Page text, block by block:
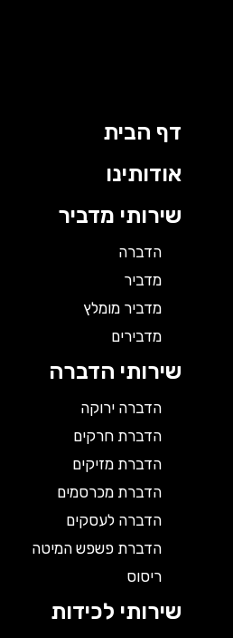
דף הבית
אודותינו
שירותי מדביר
הדברה
מדביר
מדביר מומלץ
מדבירים
שירותי הדברה
הדברה ירוקה
הדברת חרקים
הדברת מזיקים
הדברת מכרסמים
הדברה לעסקים
הדברת פשפש המיטה
ריסוס
שירותי לכידות